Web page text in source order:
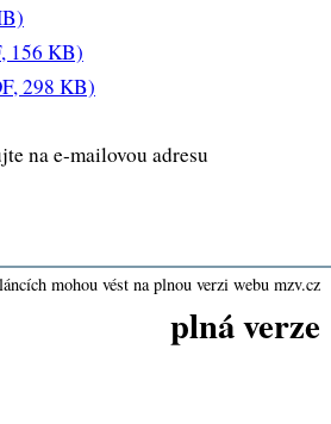
156 KB)
298 KB)
na e-mailovou adresu
mohou vést na plnou verzi webu mzv.cz
plná verze